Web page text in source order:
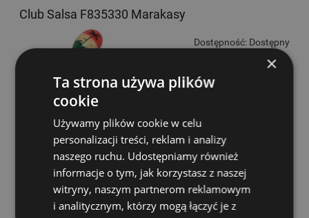
Club Salsa F835330 Marakasy
Dostępność: Dostępny
55,00 zł
Hluru Wangyou TWR15-14 Red Lotus Drum 14"
×
Ta strona używa plików
cookie
Używamy plików cookie w celu
personalizacji treści, reklam i analizy
naszego ruchu. Udostępniamy również
informacje o tym, jak korzystasz z naszej
witryny, naszym partnerom reklamowym
i analitycznym, którzy mogą łączyć je z